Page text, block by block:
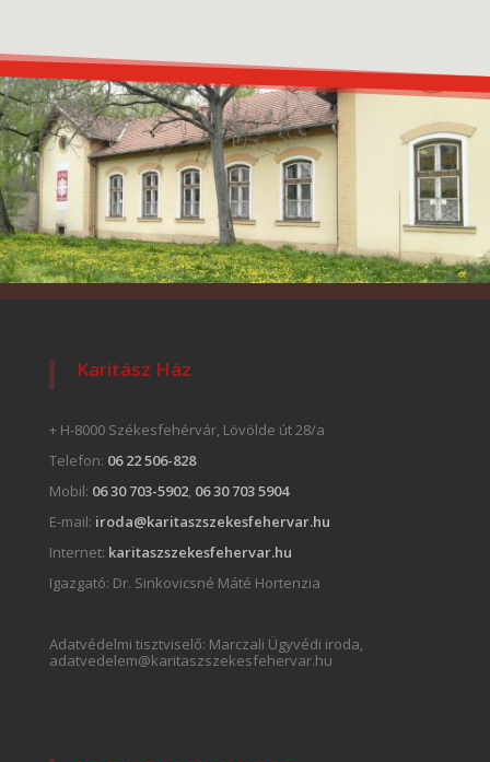
Karitász Ház
+ H-8000 Székesfehérvár, Lövölde út 28/a
Telefon: 06 22 506-828
Mobil: 06 30 703-5902, 06 30 703 5904
E-mail: iroda@karitaszszekesfehervar.hu
Internet: karitaszszekesfehervar.hu
Igazgató: Dr. Sinkovicsné Máté Hortenzia
Adatvédelmi tisztviselő: Marczali Ügyvédi iroda,
adatvedelem@karitaszszekesfehervar.hu